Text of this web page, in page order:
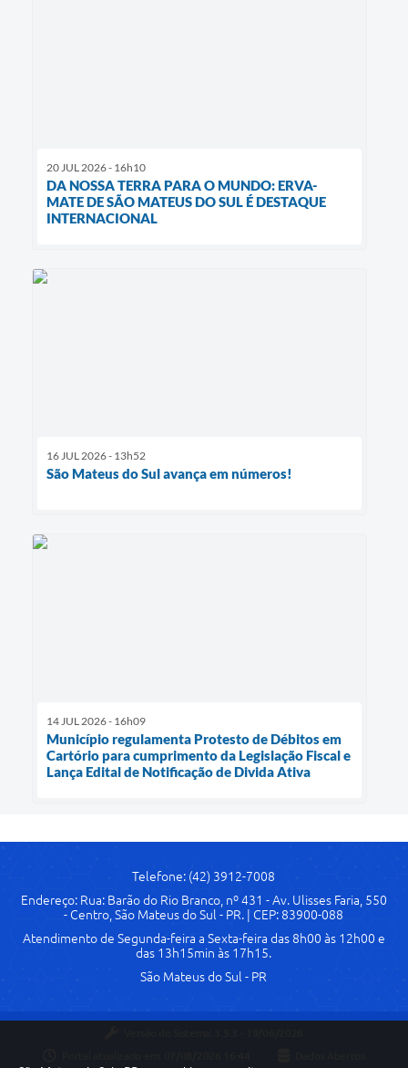
20 JUL 2026 - 16h10
DA NOSSA TERRA PARA O MUNDO: ERVA-
MATE DE SÃO MATEUS DO SUL É DESTAQUE
INTERNACIONAL
16 JUL 2026 - 13h52
São Mateus do Sul avança em números!
14 JUL 2026 - 16h09
Município regulamenta Protesto de Débitos em
Cartório para cumprimento da Legislação Fiscal e
Lança Edital de Notificação de Divida Ativa
Telefone: (42) 3912-7008
Endereço: Rua: Barão do Rio Branco, nº 431 - Av. Ulisses Faria, 550
- Centro, São Mateus do Sul - PR. | CEP: 83900-088
Atendimento de Segunda-feira a Sexta-feira das 8h00 às 12h00 e
das 13h15min às 17h15.
São Mateus do Sul - PR